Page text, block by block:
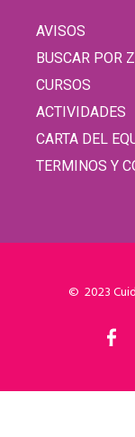
AVISOS
BUSCAR POR
CURSOS
ACTIVIDADES
CARTA DEL
TERMINOS Y
© 2023